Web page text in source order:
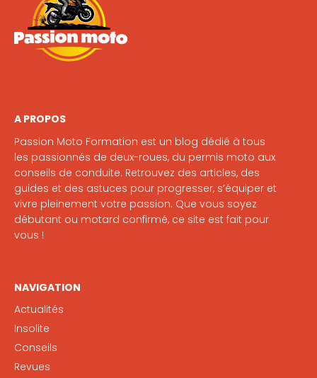
A PROPOS
Passion Moto Formation est un blog dédié à tous
les passionnés de deux-roues, du permis moto aux
conseils de conduite. Retrouvez des articles, des
guides et des astuces pour progresser, s’équiper et
vivre pleinement votre passion. Que vous soyez
débutant ou motard confirmé, ce site est fait pour
vous !
NAVIGATION
Actualités
Insolite
Conseils
Revues